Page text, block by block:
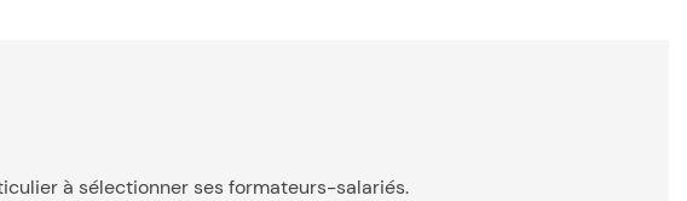
à sélectionner ses formateurs-salariés.